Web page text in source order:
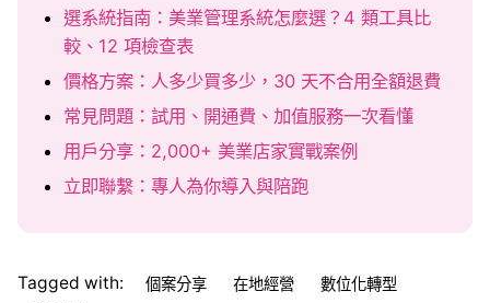
選系統指南：美業管理系統怎麼選？4 類工具比
較、12 項檢查表
價格方案：人多少買多少，30 天不合用全額退費
常見問題：試用、開通費、加值服務一次看懂
用戶分享：2,000+ 美業店家實戰案例
立即聯繫：專人為你導入與陪跑
Tagged with: 個案分享 在地經營
數位化轉型